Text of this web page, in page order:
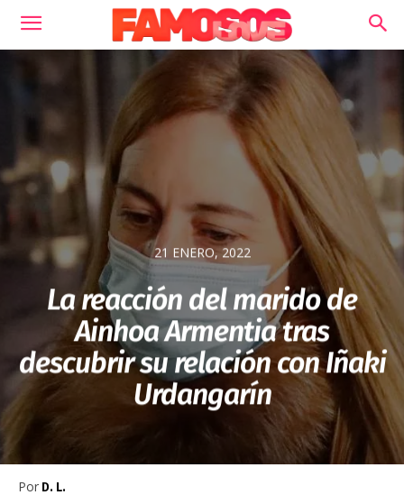
21 ENERO, 2022
La reacción del marido de
Ainhoa Armentia tras
descubrir su relación con Iñaki
Urdangarín
Por D. L.